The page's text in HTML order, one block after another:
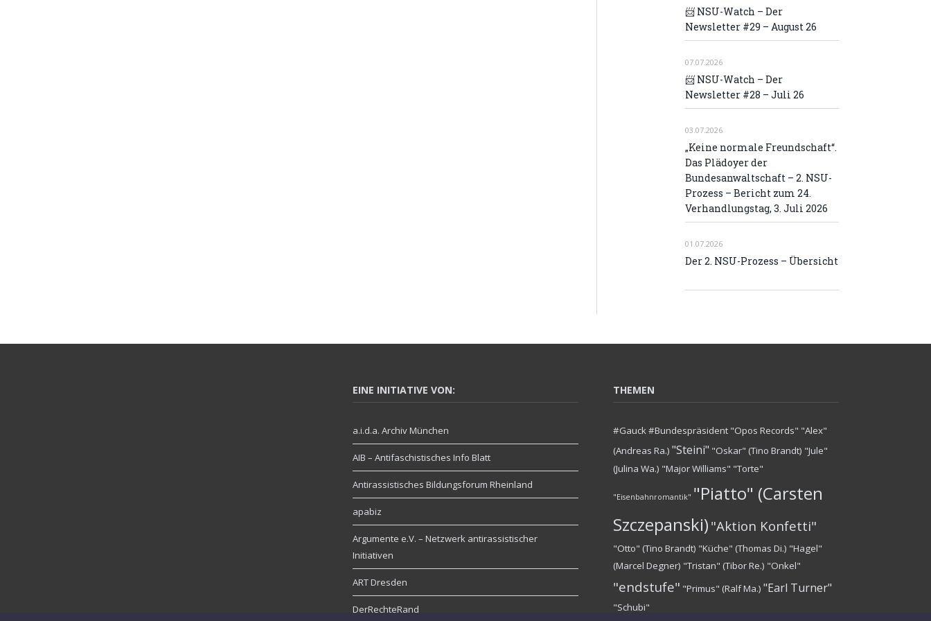
📨 NSU-Watch – Der
Newsletter #29 – August 26
07.07.2026
📨 NSU-Watch – Der
Newsletter #28 – Juli 26
03.07.2026
„Keine normale Freundschaft“.
Das Plädoyer der
Bundesanwaltschaft – 2. NSU-
Prozess – Bericht zum 24.
Verhandlungstag, 3. Juli 2026
01.07.2026
Der 2. NSU-Prozess – Übersicht
EINE INITIATIVE VON:
a.i.d.a. Archiv München
AIB – Antifaschistisches Info Blatt
Antirassistisches Bildungsforum Rheinland
apabiz
Argumente e.V. – Netzwerk antirassistischer
Initiativen
ART Dresden
DerRechteRand
THEMEN
#Gauck #Bundespräsident "Opos Records" "Alex"
(Andreas Ra.) "Steini" "Oskar" (Tino Brandt) "Jule"
(Julina Wa.) "Major Williams" "Torte"
"Eisenbahnromantik" "Piatto" (Carsten
Szczepanski) "Aktion Konfetti"
"Otto" (Tino Brandt) "Küche" (Thomas Di.) "Hagel"
(Marcel Degner) "Tristan" (Tibor Re.) "Onkel"
"endstufe" "Primus" (Ralf Ma.) "Earl Turner"
"Schubi"